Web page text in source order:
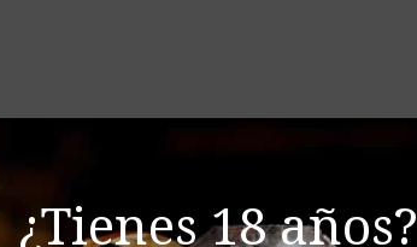
¿Tienes 18 años?